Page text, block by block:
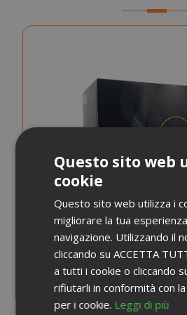
Questo sito web
cookie
Questo sito web utilizza i
migliorare la tua
navigazione. Utilizzando il
cliccando su ACCETTA
a tutti i cookie o cliccando
rifiutarli in conformità con
per i cookie. Leggi di più